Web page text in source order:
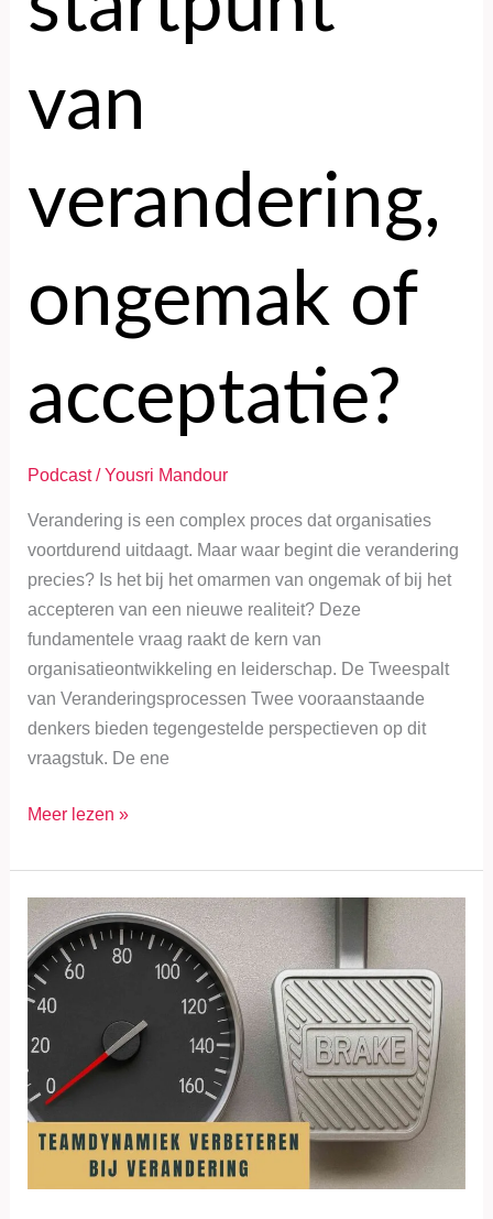
van
verandering,
ongemak of
acceptatie?
Podcast/Yousri Mandour
Verandering is een complex proces dat organisaties
voortdurend uitdaagt. Maar waar begint die verandering
precies? Is het bij het omarmen van ongemak of bij het
accepteren van een nieuwe realiteit? Deze
fundamentele vraag raakt de kern van
organisatieontwikkeling en leiderschap. De Tweespalt
van Veranderingsprocessen Twee vooraanstaande
denkers bieden tegengestelde perspectieven op dit
vraagstuk. De ene
Meer lezen »
Teamdynamiek
verbeteren
bij
verandering